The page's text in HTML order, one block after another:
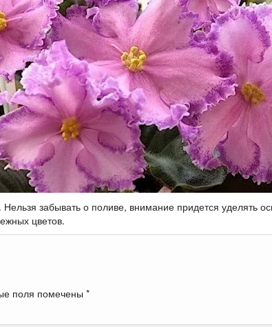
Нельзя забывать о поливе, внимание придется
цветов.
поля помечены *